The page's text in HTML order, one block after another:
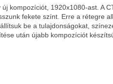
új kompozíciót, 1920x1080-ast. A
fekete színt. Erre a rétegre
be a tulajdonságokat,
után újabb kompozíciót